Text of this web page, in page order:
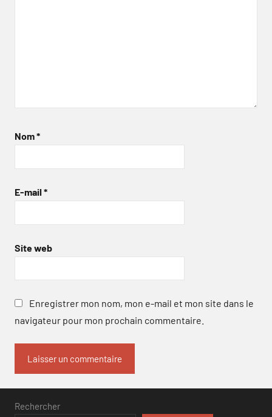
Nom*
E-mail *
Site web
Enregistrer mon nom, mon e-mail et mon site dans le
navigateur pour mon prochain commentaire.
Rechercher